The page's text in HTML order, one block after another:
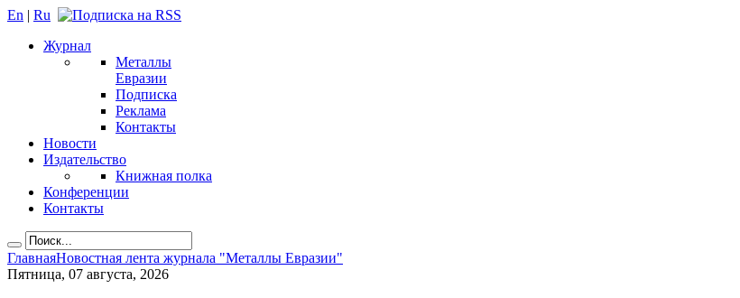
En | Ru
Журнал
Металлы
Евразии
Подписка
Реклама
Контакты
Новости
Издательство
Книжная полка
Конференции
Контакты
ГлавнаяНовостная лента журнала "Металлы Евразии"
Пятница, 07 августа, 2026